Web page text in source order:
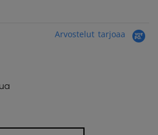
Arvostelut tarjoaa